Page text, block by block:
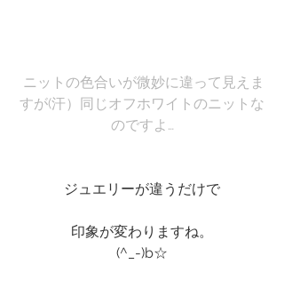
すが(汗）同じオフホワイトのニットな
のですよ…
ジュエリーが違うだけで
印象が変わりますね。
(^_-)b☆